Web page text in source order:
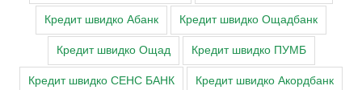
Кредит швидко Абанк Кредит швидко Ощадбанк
Кредит швидко Ощад Кредит швидко ПУМБ
Кредит швидко СЕНС БАНК Кредит швидко Акордбанк